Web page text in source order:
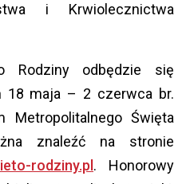
i Krwiolecznictwa
Rodziny odbędzie się
18 maja – 2 czerwca br.
Metropolitalnego Święta
znaleźć na stronie
rodziny.pl . Honorowy